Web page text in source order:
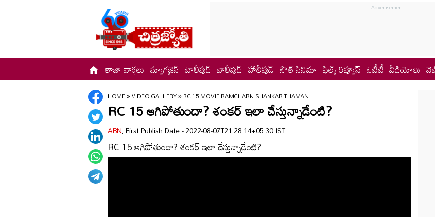
తాజా వార్తలు మ్యాగజైన్ టాలీవుడ్ బాలీవుడ్ హాలీవుడ్ సౌత్ సినిమా ఫిల్మ్ రివ్యూస్ ఓటీటీ వీడియోలు
HOME»VIDEO GALLERY»RC 15 MOVIE RAMCHARN SHANKAR THAMAN
RC 15 ఆగిపోతుందా? శంకర్ ఇలా చేస్తున్నాడేంటి?
ABN, First Publish Date - 2022-08-07T21:28:14+05:30 IST
RC 15 ఆగిపోతుందా? శంకర్ ఇలా చేస్తున్నాడేంటి?